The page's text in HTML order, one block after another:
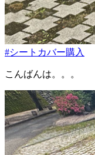
#シートカバー購入
こんばんは。。。